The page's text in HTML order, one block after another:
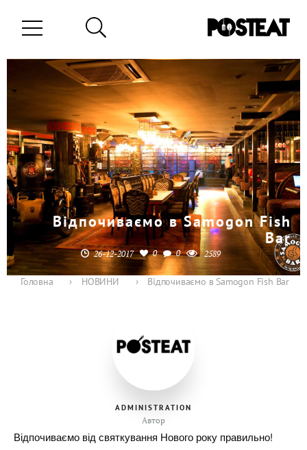
Відпочиваємо в Samogon Fish
Bar
26-12-2017 0 0 2589
Головна › НОВИНИ › Відпочиваємо в Samogon Fish Bar
ADMINISTRATION
Автор
Відпочиваємо від святкування Нового року правильно!